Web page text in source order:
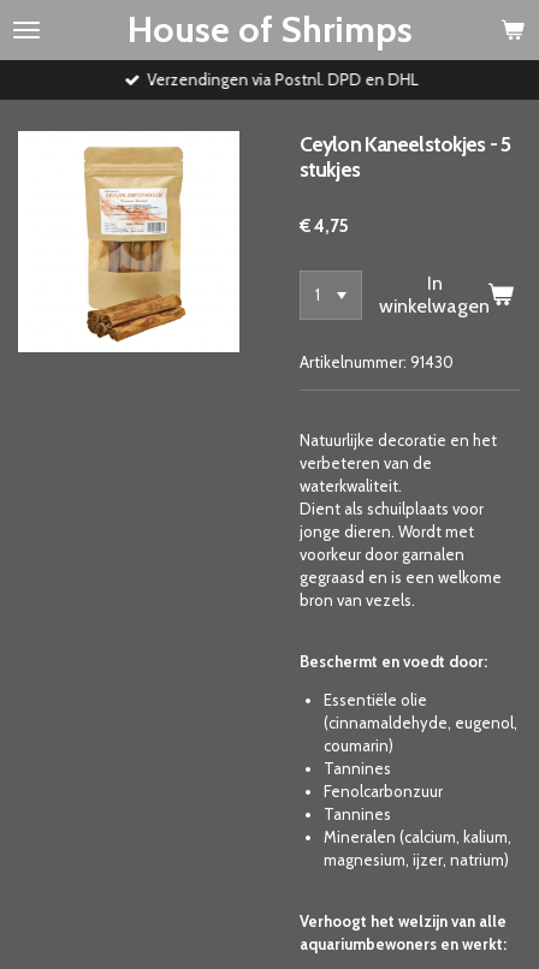
Ga
House of Shrimps
Verzendingen via Postnl. DPD en DHL
Ceylon Kaneelstokjes - 5
stukjes
€ 4,75
In
winkelwagen
Artikelnummer: 91430
Natuurlijke decoratie en het
verbeteren van de
waterkwaliteit.
Dient als schuilplaats voor
jonge dieren. Wordt met
voorkeur door garnalen
gegraasd en is een welkome
bron van vezels.
Beschermt en voedt door:
Essentiële olie
(cinnamaldehyde, eugenol,
coumarin)
Tannines
Fenolcarbonzuur
Tannines
Mineralen (calcium, kalium,
magnesium, ijzer, natrium)
Verhoogt het welzijn van alle
aquariumbewoners en werkt: